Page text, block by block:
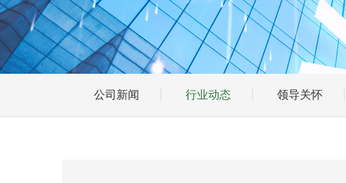
公司新闻 行业动态 领导关怀